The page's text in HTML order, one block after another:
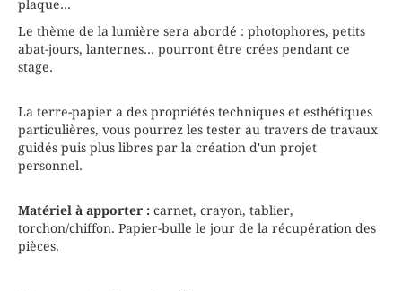
DATE 23/10/2026
HEURE 10h00 - 17h00
PLACES DISPONIBLES 5
plaque...
Le thème de la lumière sera abordé : photophores, petits
abat-jours, lanternes... pourront être crées pendant ce
stage.
La terre-papier a des propriétés techniques et esthétiques
particulières, vous pourrez les tester au travers de travaux
guidés puis plus libres par la création d'un projet
personnel.
Matériel à apporter : carnet, crayon, tablier,
torchon/chiffon. Papier-bulle le jour de la récupération des
pièces.